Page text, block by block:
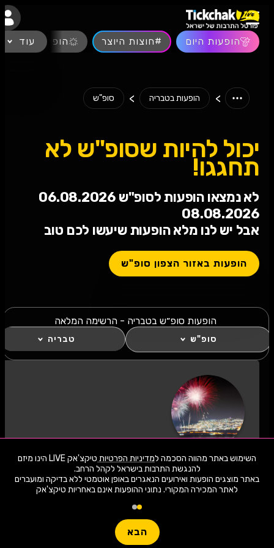
השימוש באתר מהווה הסכמה למדיניות הפרטיות
טיקצ'אק LIVE הינו מיזם
באתר מוצגים הופעות ואירועים הנאגרים באופן אוטמטי ללא בדיקה ומועברים
לאתר המכירה המקורי. נתוני ההופעות אינם באחריות טיקצ'אק
הבא
חפשו הופעה
הופעות היום #חוצות היוצר הופעות חיות
עוד
> הופעות בטבריה > סופ"ש
יכול להיות שסופ"ש לא
תחגגו!
לא נמצאו הופעות לסופ"ש 06.08.2026
08.08.2026
אבל יש לנו מלא הופעות שיעשו לכם טוב
הופעות באזור הצפון סופ"ש
הופעות סופ״ש בטבריה - הרשימה המלאה
סופ"ש טבריה
כל מה שחם סופ״ש בטבריה!
לחצו "עקוב" כדי לקבל עדכונים ראשונים על השקת
הופעות, כרטיסים, שוברי הנחה וחשיפה בלעדית
למתרחש בעיר שלכם. הצטרפו לסצנת התרבות
בטבריה סופ״ש ותהיו חלק מהמשפחה!
לעקוב